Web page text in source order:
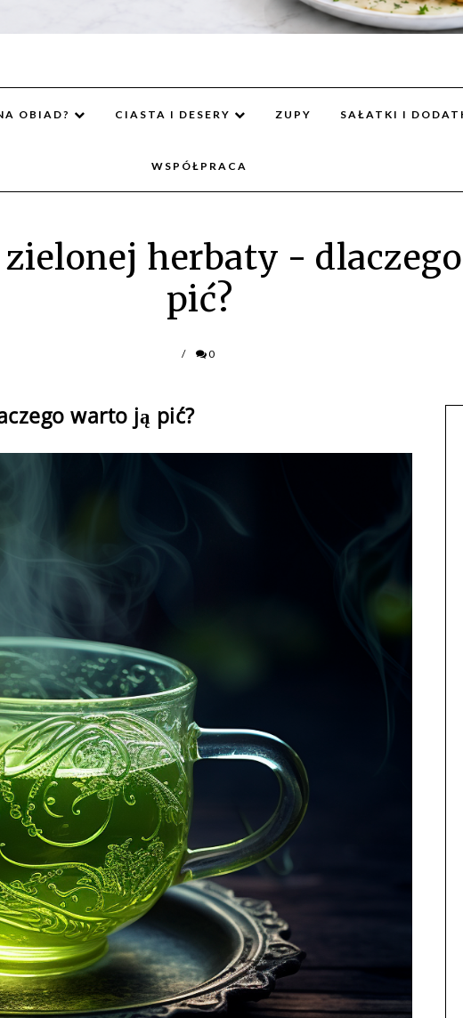
OBIAD? CIASTA I DESERY ZUPY SAŁATKI I
WSPÓŁPRACA
zielonej herbaty -
pić?
/ 0
warto ją pić?